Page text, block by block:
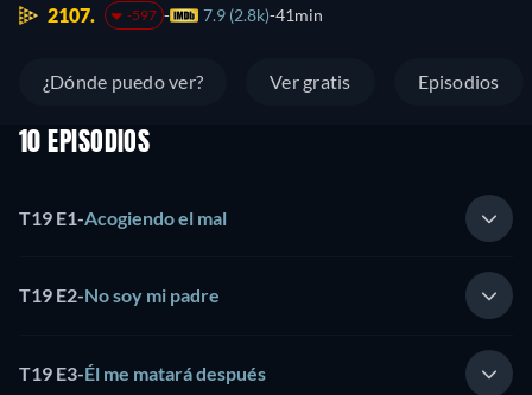
2107. -597 7.9 (2.8k) 41min
¿Dónde puedo ver? Ver gratis Episodios
10 EPISODIOS
T19 E1-Acogiendo el mal
T19 E2-No soy mi padre
T19 E3-Él me matará después